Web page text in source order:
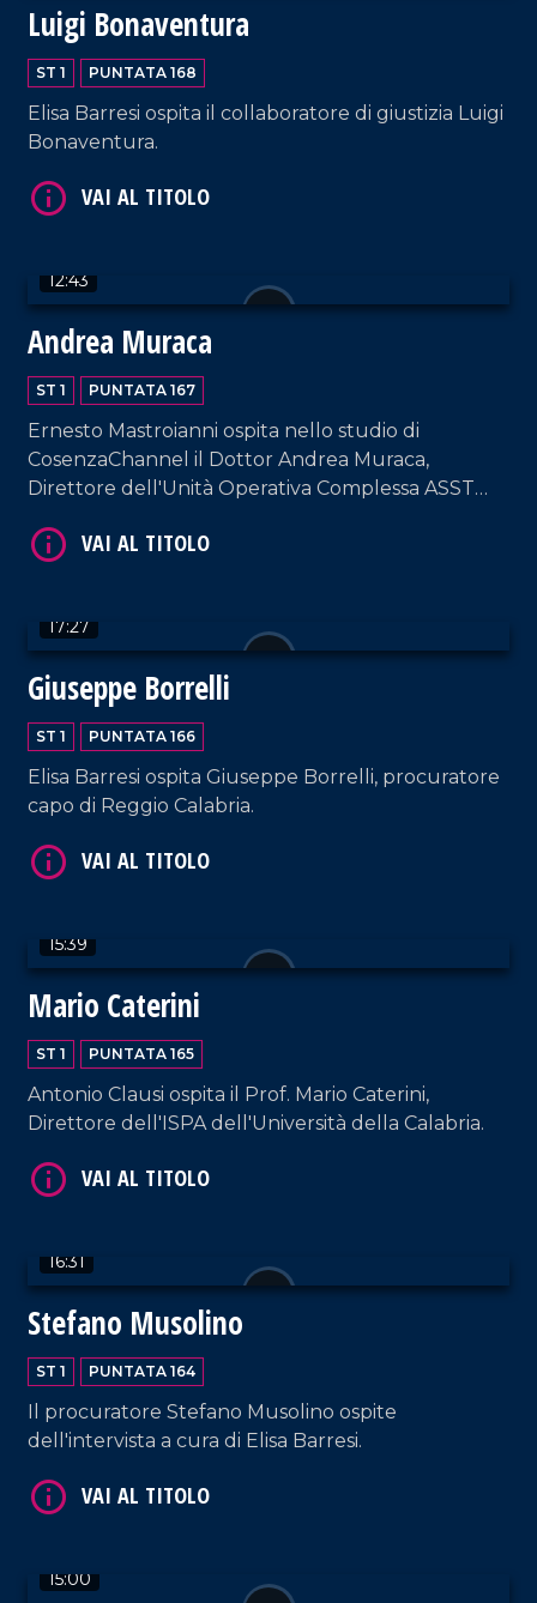
Luigi Bonaventura
ST 1 PUNTATA 168
Elisa Barresi ospita il collaboratore di giustizia Luigi
Bonaventura.
12:43
Andrea Muraca
ST 1 PUNTATA 167
Ernesto Mastroianni ospita nello studio di
CosenzaChannel il Dottor Andrea Muraca,
Direttore dell'Unità Operativa Complessa ASST
17:27
Giuseppe Borrelli
ST 1 PUNTATA 166
Elisa Barresi ospita Giuseppe Borrelli, procuratore
capo di Reggio Calabria.
15:39
Mario Caterini
ST 1 PUNTATA 165
Antonio Clausi ospita il Prof. Mario Caterini,
Direttore dell'ISPA dell'Università della Calabria.
16:31
Stefano Musolino
ST 1 PUNTATA 164
Il procuratore Stefano Musolino ospite
dell'intervista a cura di Elisa Barresi.
15:00
VAI AL TITOLO
VAI AL TITOLO
VAI AL TITOLO
VAI AL TITOLO